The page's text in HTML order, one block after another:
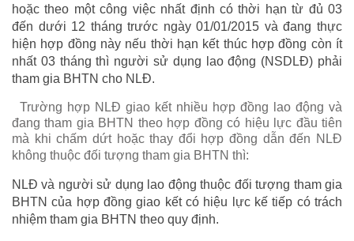
hoặc theo một công việc nhất định có thời hạn từ đủ 03
đến dưới 12 tháng trước ngày 01/01/2015 và đang thực
hiện hợp đồng này nếu thời hạn kết thúc hợp đồng còn ít
nhất 03 tháng thì người sử dụng lao động (NSDLĐ) phải
tham gia BHTN cho NLĐ.
Trường hợp NLĐ giao kết nhiều hợp đồng lao động và
đang tham gia BHTN theo hợp đồng có hiệu lực đầu tiên
mà khi chấm dứt hoặc thay đổi hợp đồng dẫn đến NLĐ
không thuộc đối tượng tham gia BHTN thì:
NLĐ và người sử dụng lao động thuộc đối tượng tham gia
BHTN của hợp đồng giao kết có hiệu lực kế tiếp có trách
nhiệm tham gia BHTN theo quy định.